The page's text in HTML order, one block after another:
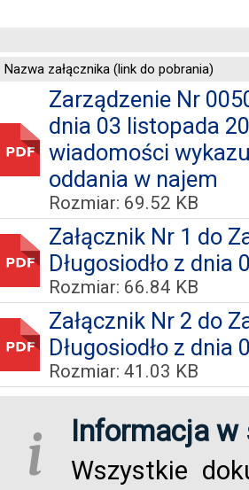
Nazwa załącznika (link do pobrania)
Zarządzenie Nr
dnia 03 listopada
wiadomości
oddania w najem
Rozmiar: 69.52 KB
Załącznik Nr 1 do
Długosiodło z dnia
Rozmiar: 66.84 KB
Załącznik Nr 2 do
Długosiodło z dnia
Rozmiar: 41.03 KB
i Informacja w
Wszystkie